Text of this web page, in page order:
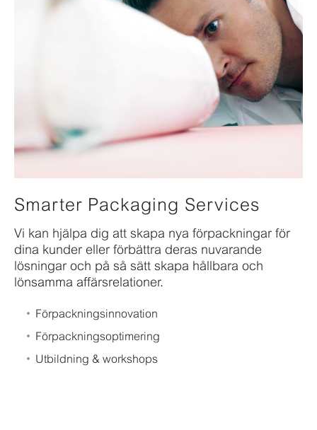
Smarter Packaging Services
Vi kan hjälpa dig att skapa nya förpackningar för
dina kunder eller förbättra deras nuvarande
lösningar och på så sätt skapa hållbara och
lönsamma affärsrelationer.
Förpackningsinnovation
Förpackningsoptimering
Utbildning & workshops